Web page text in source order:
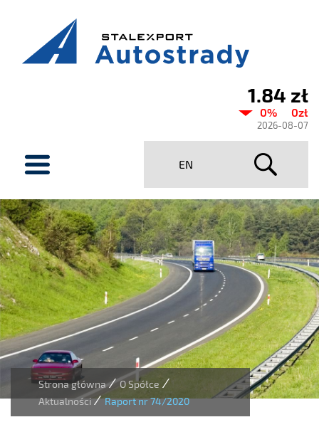
Stalexport
Autostrady
SA
1.84 zł
0% 0zł
2026-08-07
EN
Strona główna/ O Spółce /
Aktualności/ Raport nr 74/2020